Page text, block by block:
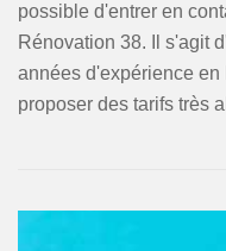
possible d'entrer en
Rénovation 38. Il s'agit
années d'expérience
proposer des tarifs très